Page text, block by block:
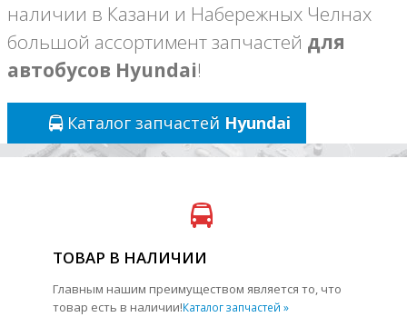
наличии в Казани и Набережных Челнах
большой ассортимент запчастей для
автобусов Hyundai!
Каталог запчастей Hyundai
ТОВАР В НАЛИЧИИ
Главным нашим преимуществом является то, что
товар есть в наличии!Каталог запчастей »